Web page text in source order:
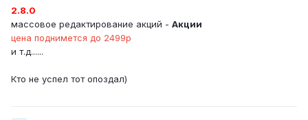
2.8.0
массовое редактирование акций - Акции
цена поднимется до 2499р
и т.д......
Кто не успел тот опоздал)